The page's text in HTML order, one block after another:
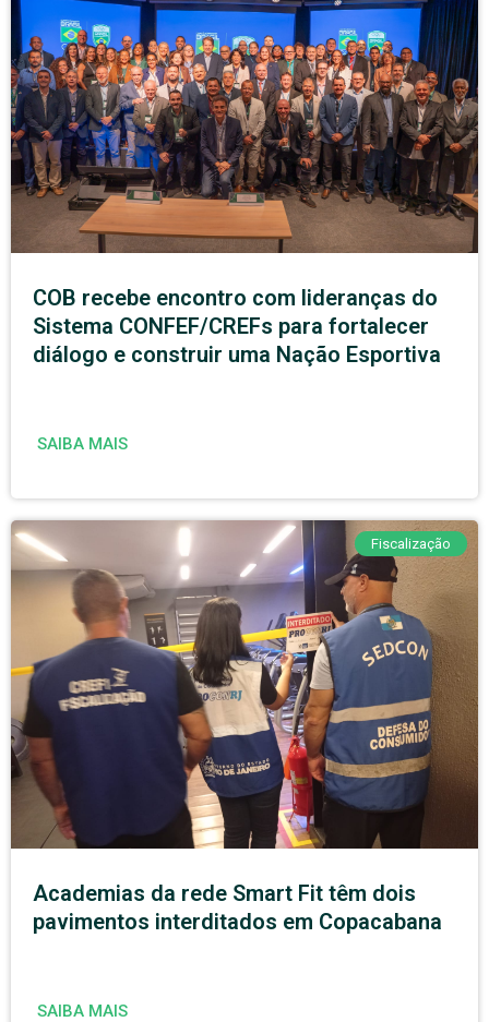
COB recebe encontro com lideranças do
Sistema CONFEF/CREFs para fortalecer
diálogo e construir uma Nação Esportiva
SAIBA MAIS
Fiscalização
Academias da rede Smart Fit têm dois
pavimentos interditados em Copacabana
SAIBA MAIS